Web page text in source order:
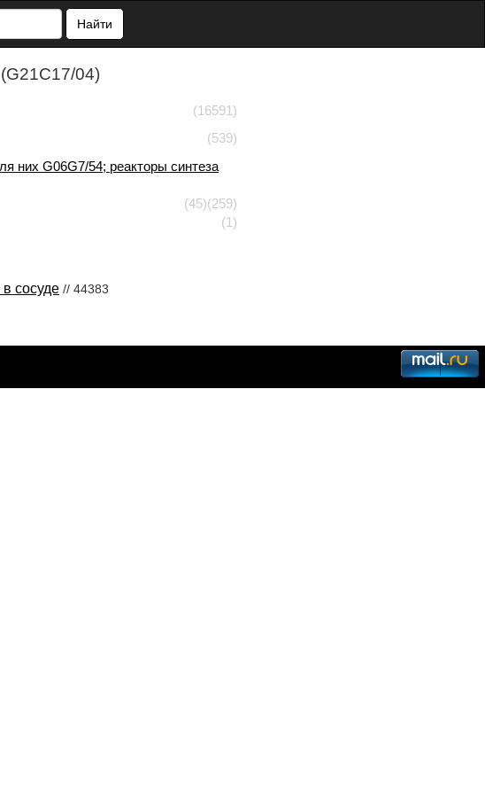
Найти
04)
(16591)
(539)
них G06G7/54; реакторы синтеза
(259)
(45)
(1)
сосуде // 44383